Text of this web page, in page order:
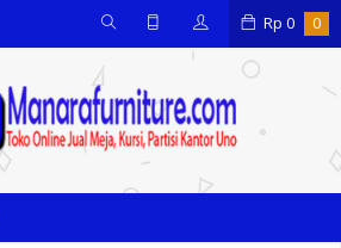
Rp 0 0